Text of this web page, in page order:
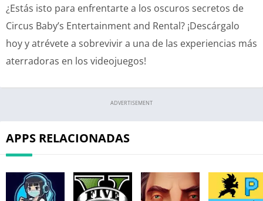
¿Estás isto para enfrentarte a los oscuros secretos de
Circus Baby’s Entertainment and Rental? ¡Descárgalo
hoy y atrévete a sobrevivir a una de las experiencias más
aterradoras en los videojuegos!
ADVERTISEMENT
APPS RELACIONADAS